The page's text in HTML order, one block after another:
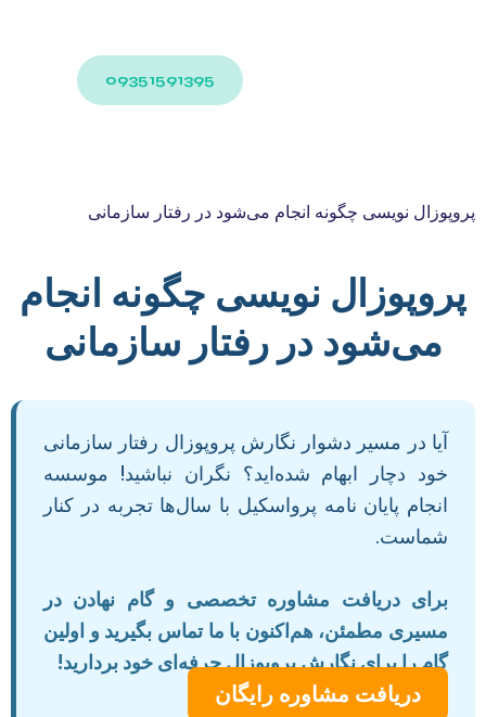
09351591395
پروپوزال نویسی چگونه انجام می‌شود در رفتار سازمانی
پروپوزال نویسی چگونه انجام
می‌شود در رفتار سازمانی
آیا در مسیر دشوار نگارش پروپوزال رفتار سازمانی
خود دچار ابهام شده‌اید؟ نگران نباشید! موسسه
انجام پایان نامه پرواسکیل با سال‌ها تجربه در کنار
شماست.
برای دریافت مشاوره تخصصی و گام نهادن در
مسیری مطمئن، هم‌اکنون با ما تماس بگیرید و اولین
گام را برای نگارش پروپوزال حرفه‌ای خود بردارید!
دریافت مشاوره رایگان